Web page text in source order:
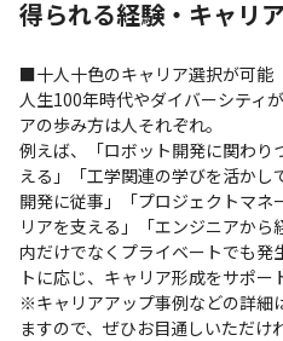
得られる経験・キャリ
■十人十色のキャリア選択が可能
人生100年時代やダイバーシティ
アの歩み方は人それぞれ。
例えば、「ロボット開発に関わり
える」「工学関連の学びを活かし
開発に従事」「プロジェクトマネ
リアを支える」「エンジニアか
内だけでなくプライベートでも発
トに応じ、キャリア形成をサポー
※キャリアアップ事例などの詳細
ますので、ぜひお目通しいただけ